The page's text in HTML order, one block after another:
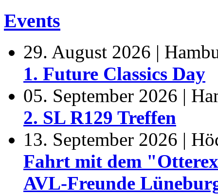
Events
29. August 2026 |
1. Future Classics Day
05. September 2026 |
2. SL R129 Treffen
13. September 2026 |
Fahrt mit dem
AVL-Freunde